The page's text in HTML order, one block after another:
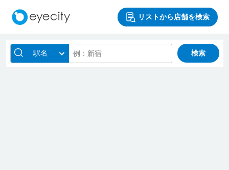
リストから店舗を検索
駅名 検索